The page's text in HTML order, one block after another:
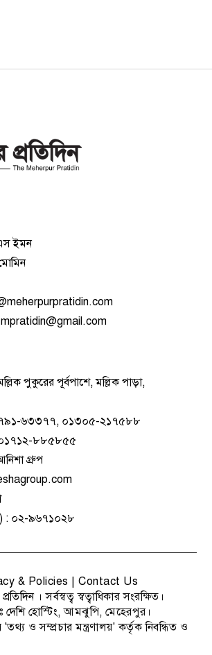
ইমন
mpratidin@gmail.com
পুকুরের পূর্বপাশে, মল্লিক পাড়া,
৬৩৩৭৭, ০১৩০৫-২১৭৫৮৮
৮৮৫৮৫৫
গ্রুপ
: ০২-৯৬৭১০২৮
& Policies |Contact Us
। সর্বস্বত্ব স্বত্বাধিকার সংরক্ষিত।
দেশি হোস্টিং, আমঝুপি, মেহেরপুর।
ও সম্প্রচার মন্ত্রণালয়' কর্তৃক নিবন্ধিত ও